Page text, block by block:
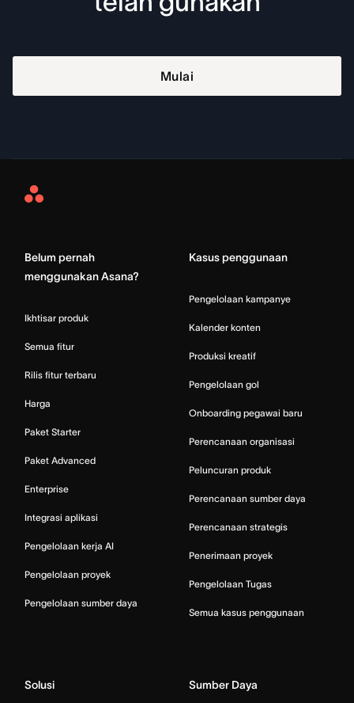
Mulai
Asana
Belum pernah
menggunakan Asana?
Ikhtisar produk
Semua fitur
Rilis fitur terbaru
Harga
Paket Starter
Paket Advanced
Enterprise
Integrasi aplikasi
Pengelolaan kerja AI
Pengelolaan proyek
Pengelolaan sumber daya
Kasus penggunaan
Pengelolaan kampanye
Kalender konten
Produksi kreatif
Pengelolaan gol
Onboarding pegawai baru
Perencanaan organisasi
Peluncuran produk
Perencanaan sumber daya
Perencanaan strategis
Penerimaan proyek
Pengelolaan Tugas
Semua kasus penggunaan
Solusi Sumber Daya